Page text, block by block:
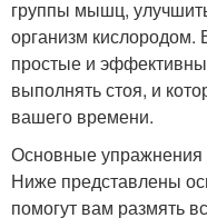
группы мышц,
организм кислородом.
простые и
выполнять стоя, и
вашего времени.
Основные упражнения
Ниже представлены
помогут вам размять